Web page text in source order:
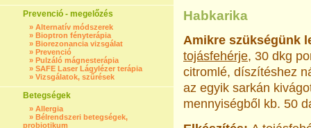
Prevenció - megelőzés
» Alternatív módszerek
» Bioptron fényterápia
» Biorezonancia vizsgálat
» Prevenció
» Pulzáló mágnesterápia
» SAFE Laser Lágylézer terápia
» Vizsgálatok, szűrések
Betegségek
» Allergia
» Bélrendszeri betegségek,
probiotikum
Habkarika
Amikre szükségünk
tojásfehérje, 30 dkg
citromlé, díszítéshez
az egyik sarkán
mennyiségből kb. 50